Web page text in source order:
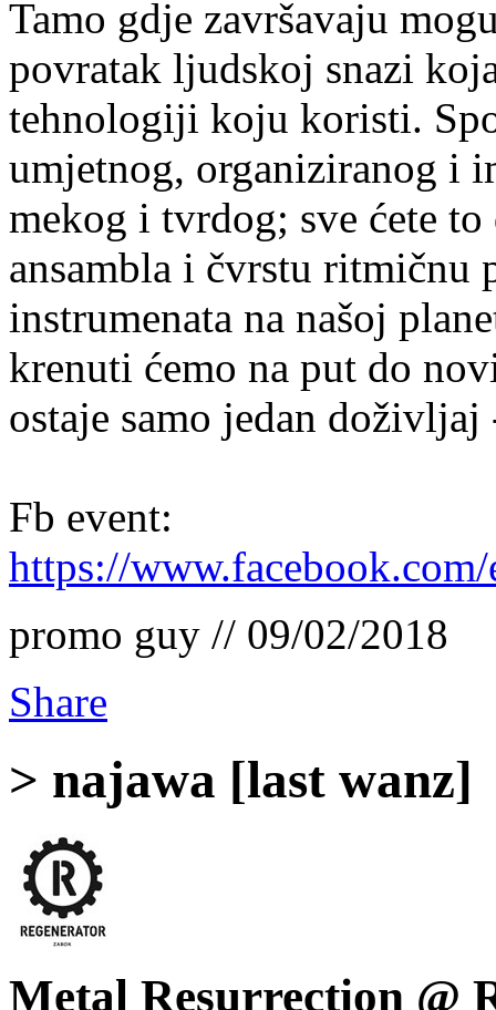
Tamo gdje završavaju
povratak ljudskoj snazi
tehnologiji koju koristi.
umjetnog, organiziranog i
mekog i tvrdog; sve ćete
ansambla i čvrstu ritmičnu
instrumenata na našoj
krenuti ćemo na put do
ostaje samo jedan
Fb event:
https://
promo guy // 09/02/2018
Share
> najawa [last wanz]
Metal Resurrection @